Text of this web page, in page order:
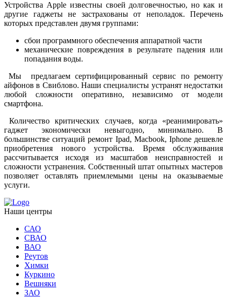
Устройства Apple известны своей долговечностью, но как и
другие гаджеты не застрахованы от неполадок. Перечень
которых представлен двумя группами:
сбои программного обеспечения аппаратной части
механические повреждения в результате падения или
попадания воды.
Мы предлагаем сертифицированный сервис по ремонту
айфонов в Свиблово. Наши специалисты устранят недостатки
любой сложности оперативно, независимо от модели
смартфона.
Количество критических случаев, когда «реанимировать»
гаджет экономически невыгодно, минимально. В
большинстве ситуаций ремонт Ipad, Macbook, Iphone дешевле
приобретения нового устройства. Время обслуживания
рассчитывается исходя из масштабов неисправностей и
сложности устранения. Собственный штат опытных мастеров
позволяет оставлять приемлемыми цены на оказываемые
услуги.
Наши центры
САО
СВАО
ВАО
Реутов
Химки
Куркино
Вешняки
ЗАО